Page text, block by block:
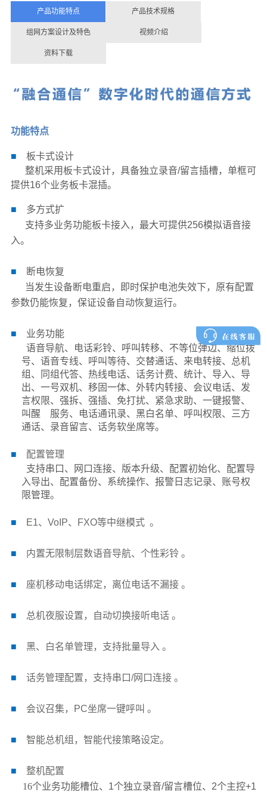
产品功能特点 产品技术规格
组网方案设计及特色 视频介绍
资料下载
功能特点
■ 板卡式设计
整机采用板卡式设计，具备独立录音/留言插槽，单框可
提供16个业务板卡混插。
■ 多方式扩
支持多业务功能板卡接入，最大可提供256模拟语音接
入。
■ 断电恢复
当发生设备断电重启，即时保护电池失效下，原有配置
参数仍能恢复，保证设备自动恢复运行。
■ 业务功能
语音导航、电话彩铃、呼叫转移、不等位弹边、缩位拨
号、语音专线、呼叫等待、 交替通话、来电转接、总机
组、同组代答、热线电话、话务计费、统计、导入、 导
出、一号双机、移固一体、外转内转接、会议电话、发
言权限、强拆、强插、 免打扰、紧急求助、一键报警、
叫醒 服务、电话通讯录、黑白名单、呼叫权限、
三方
通话、录音留言、话务软坐席等。
■ 配置管理
支持串口、网口连接、版本升级、配置初始化、配置导
入导出、配置备份、系统操作、报警日志记录、账号权
限管理。
■ E1、VoIP、FXO等中继模式 。
■ 内置无限制层数语音导航、个性彩铃 。
■ 座机移动电话绑定，离位电话不漏接 。
■ 总机夜服设置，自动切换接听电话 。
■ 黑、白名单管理，支持批量导入 。
■ 话务管理配置，支持串口/网口连接 。
■ 会议召集，PC坐席一键呼叫 。
■ 智能总机组，智能代接策略设定。
■ 整机配置
16个业务功能槽位、 1个独立录音/留言槽位、 2个主控+1